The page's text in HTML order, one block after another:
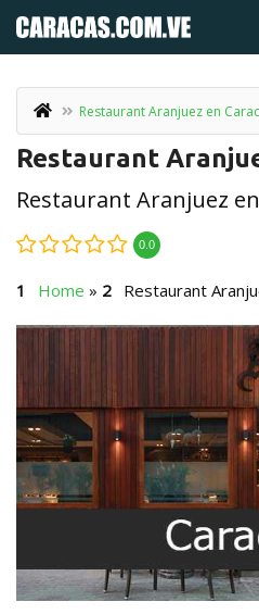
Restaurant Aranjuez en
Restaurant
Restaurant Aranjuez
0.0
Home » Restaurant